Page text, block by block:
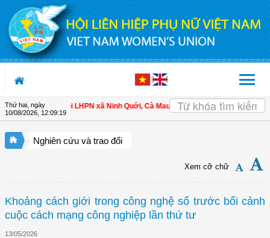
Truy cập nội dung luôn
Thứ hai, ngày
10/08/2026, 12:09:20
chủ | Hội LHPN xã Ninh Quới, Cà Mau: Tập huấn kỹ thuật kỹ thuật trồng rau
Nghiên cứu và trao đổi
Xem cỡ chữ
Khoảng cách giới trong công nghệ số trước bối cảnh
cuộc cách mạng công nghiệp lần thứ tư
13/05/2026